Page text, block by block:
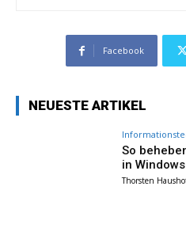
Facebook
NEUESTE ARTIKEL
So
in
Thorsten